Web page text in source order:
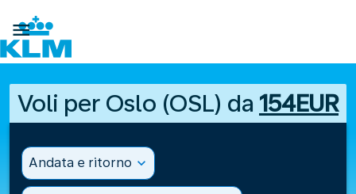

Voli per Oslo (OSL) da 154EUR
Andata e ritorno expand_more